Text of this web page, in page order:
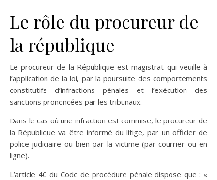
Le rôle du procureur de
la république
Le procureur de la République est magistrat qui veuille à
l’application de la loi, par la poursuite des comportements
constitutifs d’infractions pénales et l’exécution des
sanctions prononcées par les tribunaux.
Dans le cas où une infraction est commise, le procureur de
la République va être informé du litige, par un officier de
police judiciaire ou bien par la victime (par courrier ou en
ligne).
L’article 40 du Code de procédure pénale dispose que : «